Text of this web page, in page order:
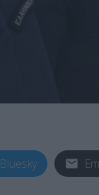
Bluesky